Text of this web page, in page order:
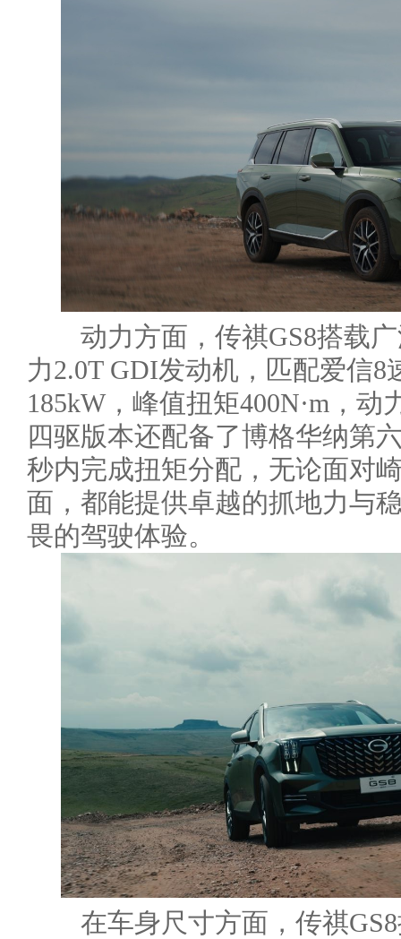
动力方面，传祺GS8搭载广
力2.0T GDI发动机，匹配爱信
185kW，峰值扭矩400N·m，
四驱版本还配备了博格华纳第
秒内完成扭矩分配，无论面对
面，都能提供卓越的抓地力与
畏的驾驶体验。
在车身尺寸方面，传祺GS8